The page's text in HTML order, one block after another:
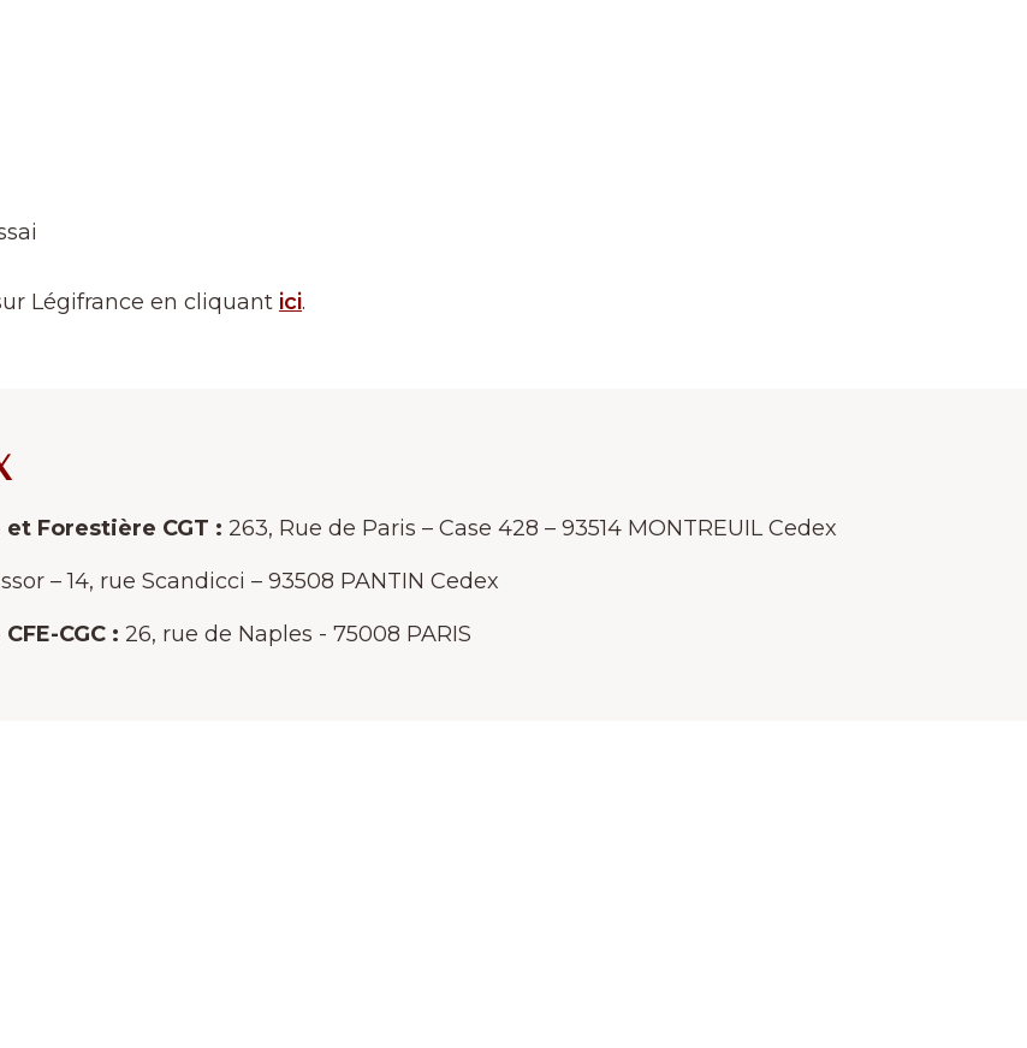
Légifrance en cliquant ici.
Forestière CGT : 263, Rue de Paris – Case 428 – 93514 MONTREUIL Cedex
– 14, rue Scandicci – 93508 PANTIN Cedex
CGC : 26, rue de Naples - 75008 PARIS